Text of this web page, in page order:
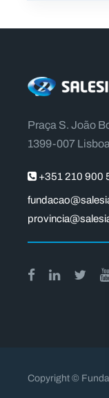
Praça S. João
1399-007
+351 210 900
Copyright ©